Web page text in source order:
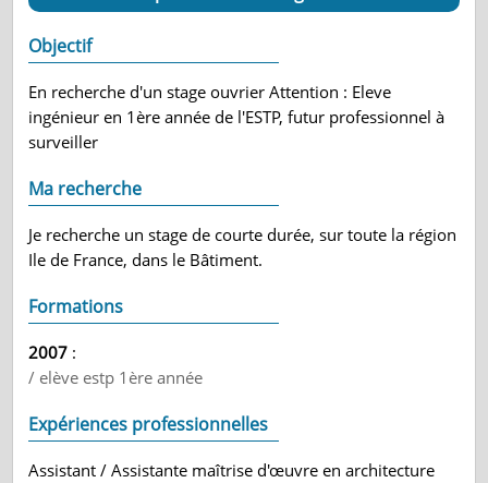
Objectif
En recherche d'un stage ouvrier Attention : Eleve
ingénieur en 1ère année de l'ESTP, futur professionnel à
surveiller
Ma recherche
Je recherche un stage de courte durée, sur toute la région
Ile de France, dans le Bâtiment.
Formations
2007 :
/ elève estp 1ère année
Expériences professionnelles
Assistant / Assistante maîtrise d'œuvre en architecture